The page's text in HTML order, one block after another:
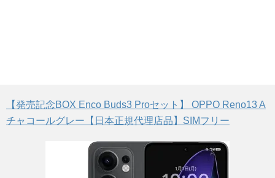
【発売記念BOX Enco Buds3 Proセット】 OPPO Reno13 A
チャコールグレー【日本正規代理店品】SIMフリー